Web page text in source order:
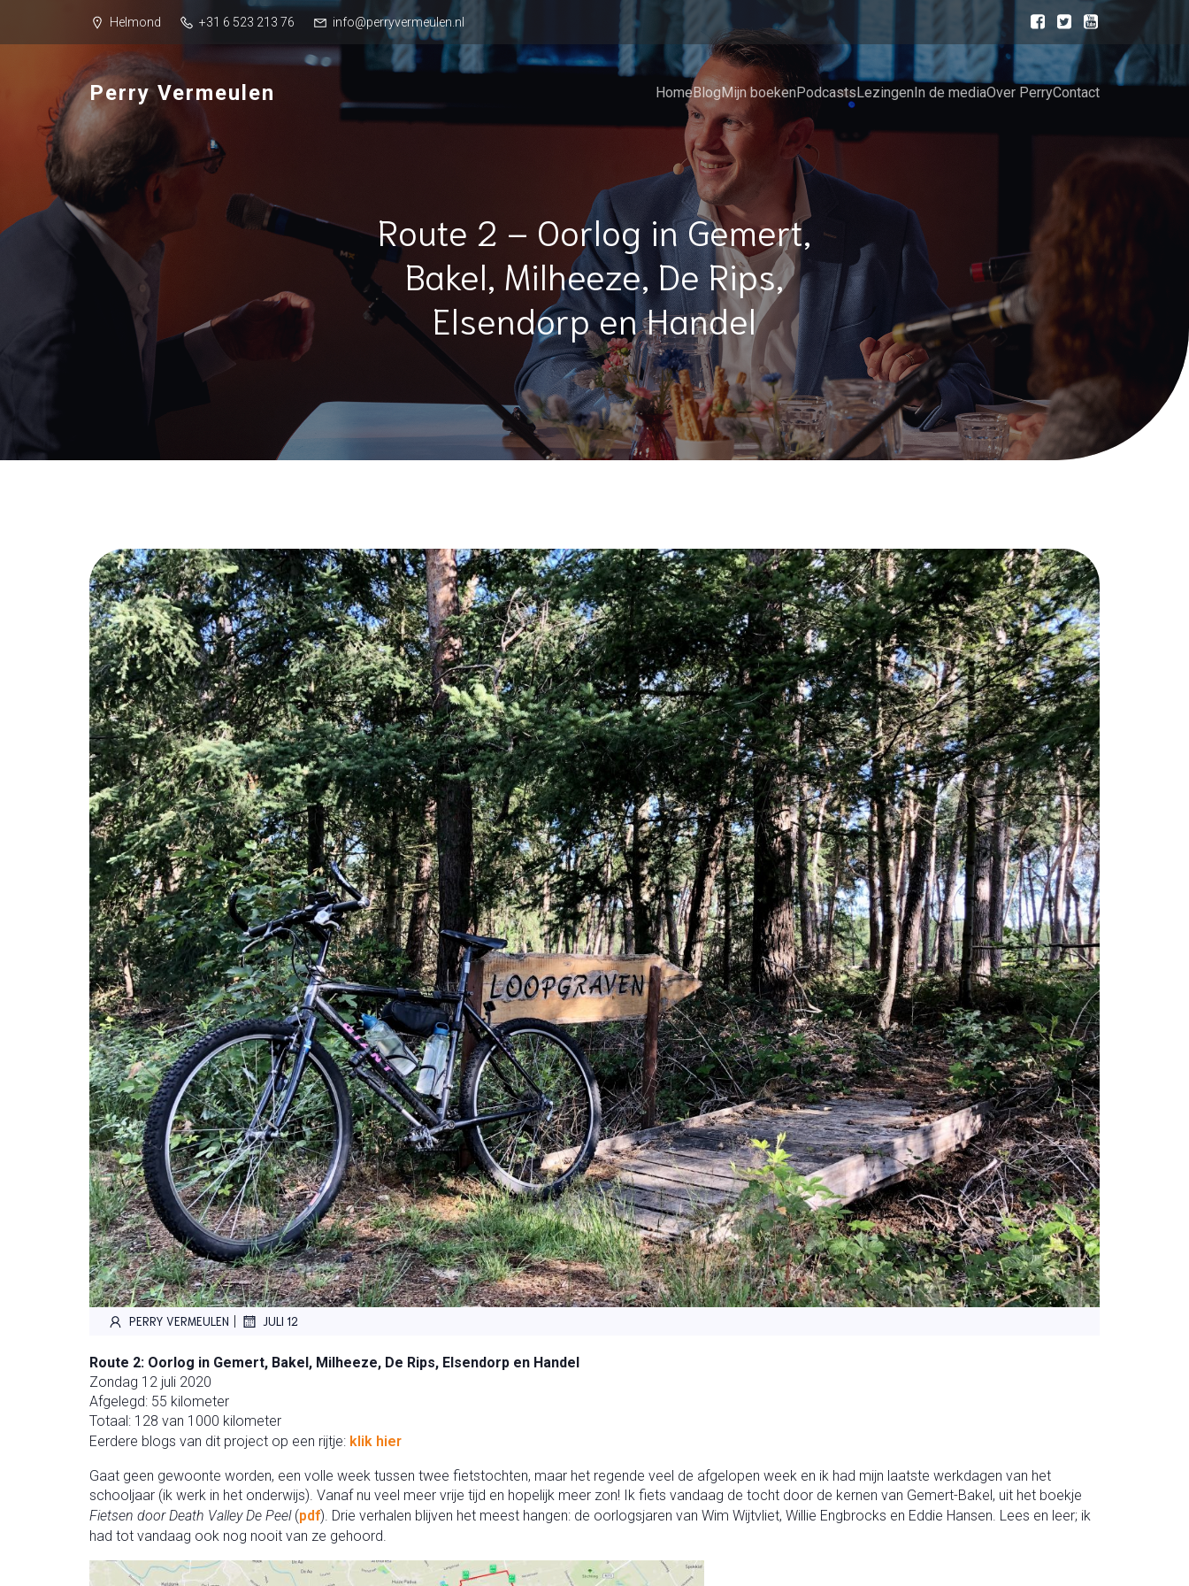
Helmond +31 6 523 213 76 info@perryvermeulen.nl
Perry Vermeulen HomeBlogMijn boekenPodcastsLezingenIn de mediaOver PerryContact
Route 2 – Oorlog in Gemert,
Bakel, Milheeze, De Rips,
Elsendorp en Handel
PERRY VERMEULEN | JULI 12
Route 2: Oorlog in Gemert, Bakel, Milheeze, De Rips, Elsendorp en Handel
Zondag 12 juli 2020
Afgelegd: 55 kilometer
Totaal: 128 van 1000 kilometer
Eerdere blogs van dit project op een rijtje: klik hier
Gaat geen gewoonte worden, een volle week tussen twee fietstochten, maar het regende veel de afgelopen week en ik had mijn laatste werkdagen van het
schooljaar (ik werk in het onderwijs). Vanaf nu veel meer vrije tijd en hopelijk meer zon! Ik fiets vandaag de tocht door de kernen van Gemert-Bakel, uit het boekje
Fietsen door Death Valley De Peel (pdf). Drie verhalen blijven het meest hangen: de oorlogsjaren van Wim Wijtvliet, Willie Engbrocks en Eddie Hansen. Lees en leer; ik
had tot vandaag ook nog nooit van ze gehoord.